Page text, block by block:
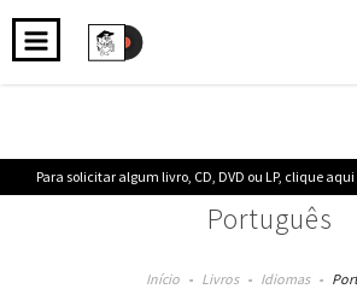
INÍCIO
Para solicitar algum livro, CD, DVD ou LP, clique
Português
Início - Livros - Idiomas -